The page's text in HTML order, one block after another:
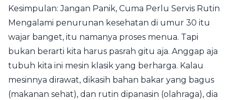
Kesimpulan: Jangan Panik, Cuma Perlu Servis Rutin
Mengalami penurunan kesehatan di umur 30 itu
wajar banget, itu namanya proses menua. Tapi
bukan berarti kita harus pasrah gitu aja. Anggap aja
tubuh kita ini mesin klasik yang berharga. Kalau
mesinnya dirawat, dikasih bahan bakar yang bagus
(makanan sehat), dan rutin dipanasin (olahraga), dia